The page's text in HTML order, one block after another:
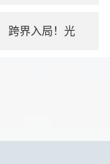
跨界入局！光